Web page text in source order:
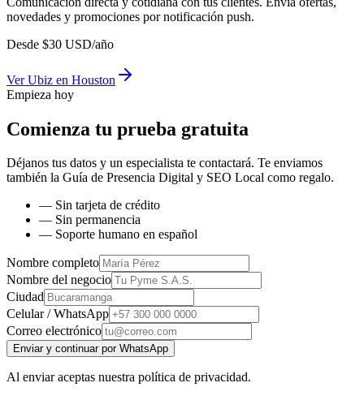
novedades y promociones por notificación push.
Desde $30 USD/año
VerUbiz en Houston
Empieza hoy
Comienza tu prueba gratuita
Déjanos tus datos y un especialista te contactará. Te enviamos
también la Guía de Presencia Digital y SEO Local como regalo.
— Sin tarjeta de crédito
— Sin permanencia
— Soporte humano en español
Nombre completo
Nombre del negocio
Ciudad
Celular / WhatsApp
Correo electrónico
Enviar y continuar por WhatsApp
Al enviar aceptas nuestra política de privacidad.